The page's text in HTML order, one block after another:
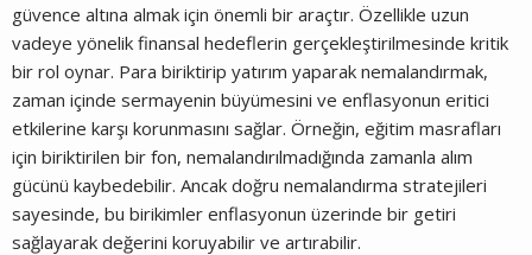
güvence altına almak için önemli bir araçtır. Özellikle uzun
vadeye yönelik finansal hedeflerin gerçekleştirilmesinde kritik
bir rol oynar. Para biriktirip yatırım yaparak nemalandırmak,
zaman içinde sermayenin büyümesini ve enflasyonun eritici
etkilerine karşı korunmasını sağlar. Örneğin, eğitim masrafları
için biriktirilen bir fon, nemalandırılmadığında zamanla alım
gücünü kaybedebilir. Ancak doğru nemalandırma stratejileri
sayesinde, bu birikimler enflasyonun üzerinde bir getiri
sağlayarak değerini koruyabilir ve artırabilir.